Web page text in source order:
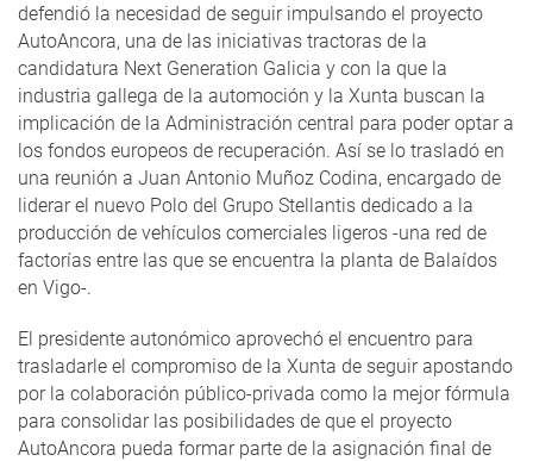
defendió la necesidad de seguir impulsando el proyecto
AutoAncora, una de las iniciativas tractoras de la
candidatura Next Generation Galicia y con la que la
industria gallega de la automoción y la Xunta buscan la
implicación de la Administración central para poder optar a
los fondos europeos de recuperación. Así se lo trasladó en
una reunión a Juan Antonio Muñoz Codina, encargado de
liderar el nuevo Polo del Grupo Stellantis dedicado a la
producción de vehículos comerciales ligeros -una red de
factorías entre las que se encuentra la planta de Balaídos
en Vigo-.
El presidente autonómico aprovechó el encuentro para
trasladarle el compromiso de la Xunta de seguir apostando
por la colaboración público-privada como la mejor fórmula
para consolidar las posibilidades de que el proyecto
AutoAncora pueda formar parte de la asignación final de